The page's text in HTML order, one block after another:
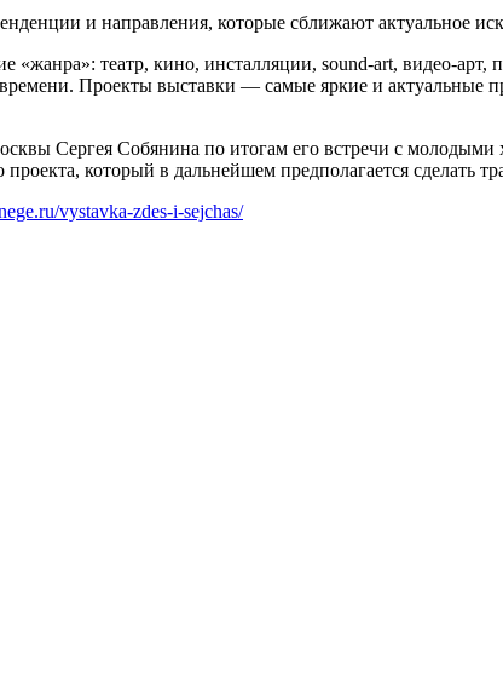
и направления, которые сближают актуальное
«жанра»: театр, кино, инсталляции, sound-art, видео-арт,
Проекты выставки — самые яркие и
Сергея Собянина по итогам его встречи с молодыми
который в дальнейшем предполагается сделать
vystavka-zdes-i-sejchas/